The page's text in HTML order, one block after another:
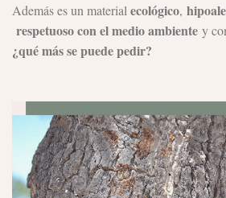
Además es un material ecológico,
respetuoso con el medio ambiente y
¿qué más se puede pedir?